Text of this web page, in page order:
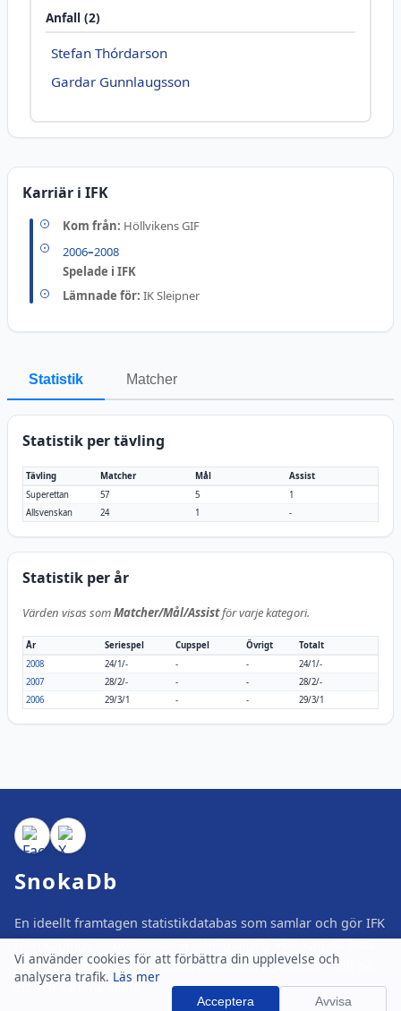
Vi använder cookies för att förbättra din upplevelse och
analysera trafik. Läs mer
Acceptera Avvisa
Anfall (2)
Stefan Thórdarson
Gardar Gunnlaugsson
Karriär i IFK
Kom från: Höllvikens GIF
2006–2008
Spelade i IFK
Lämnade för: IK Sleipner
Statistik Matcher
Statistik per tävling
Tävling Matcher Mål
Assist
Superettan
57 5
1
Allsvenskan
24 1 -
Statistik per år
Värden visas somMatcher/Mål/Assistför varje kategori.
År Seriespel Cupspel Övrigt
Totalt
2008
24/1/- - -
24/1/-
2007
28/2/- - -
28/2/-
2006
29/3/1 - - 29/3/1
SnokaDb
En ideellt framtagen statistikdatabas som samlar och gör IFK
Norrköpings fotbollshistoria lättillgänglig. Här kan du hitta
matcher, spelare, tabeller och historiska ögonblick – allt på
ett och samma ställe.